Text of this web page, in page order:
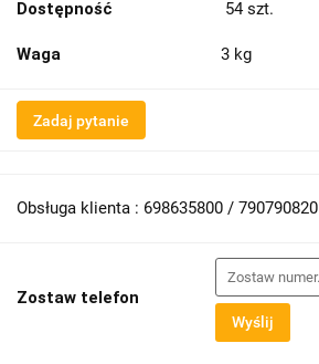
Dostępność 54 szt.
Waga 3 kg
Zadaj pytanie
Obsługa klienta : 698635800 / 790790820
Zostaw telefon
Wyślij